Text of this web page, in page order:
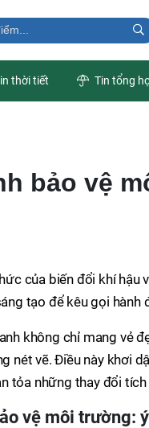
thời tiết Tin tổng
bảo vệ
của biến đổi khí hậu
tạo để kêu gọi hành
không chỉ mang vẻ
nét vẽ. Điều này khơi
tỏa những thay đổi
vệ môi trường: